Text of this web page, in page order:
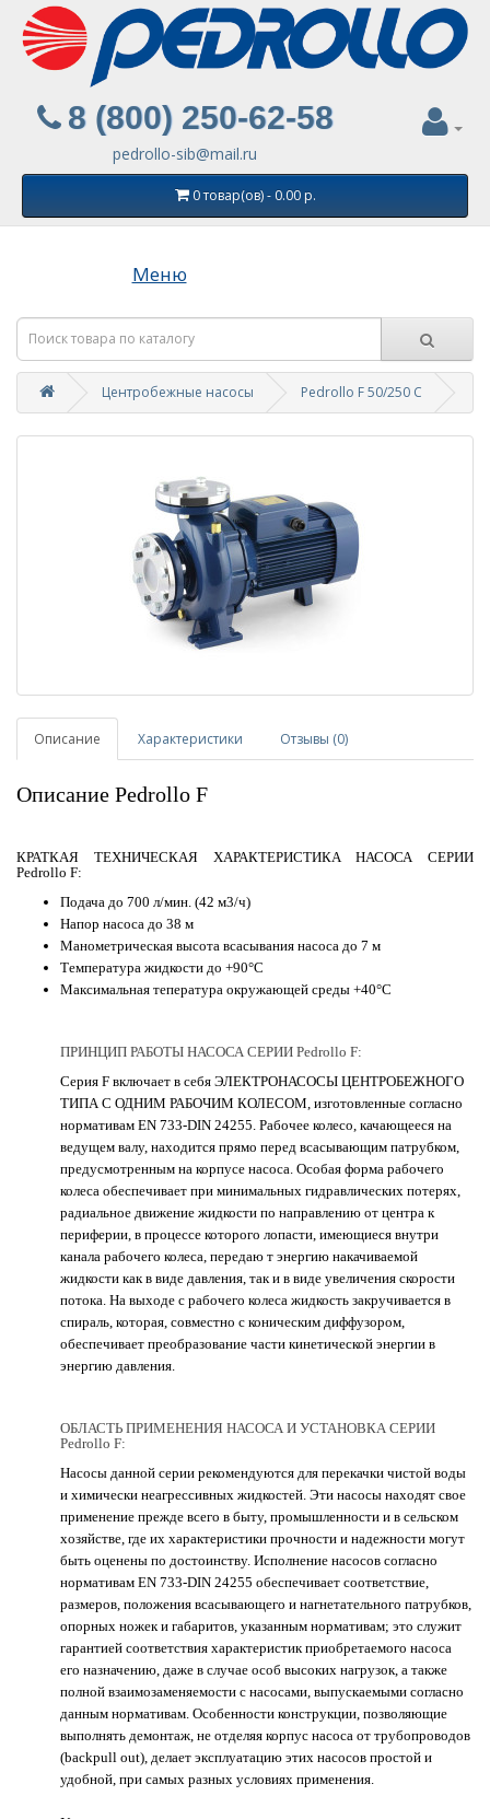
8 (800) 250-62-58
pedrollo-sib@mail.ru
0 товар(ов) - 0.00 р.
Меню
Центробежные насосы Pedrollo F 50/250 C
Описание Характеристики Отзывы (0)
Описание Pedrollo F
КРАТКАЯ ТЕХНИЧЕСКАЯ ХАРАКТЕРИСТИКА НАСОСА СЕРИИ
Pedrollo F:
Подача до 700 л/мин. (42 м3/ч)
Напор насоса до 38 м
Манометрическая высота всасывания насоса до 7 м
Температура жидкости до +90°C
Максимальная тепература окружающей среды +40°C
ПРИНЦИП РАБОТЫ НАСОСА СЕРИИ Pedrollo F:
Серия F включает в себя ЭЛЕКТРОНАСОСЫ ЦЕНТРОБЕЖНОГО
ТИПА С ОДНИМ РАБОЧИМ КОЛЕСОМ, изготовленные согласно
нормативам EN 733-DIN 24255. Рабочее колесо, качающееся на
ведущем валу, находится прямо перед всасывающим патрубком,
предусмотренным на корпусе насоса. Особая форма рабочего
колеса обеспечивает при минимальных гидравлических потерях,
радиальное движение жидкости по направлению от центра к
периферии, в процессе которого лопасти, имеющиеся внутри
канала рабочего колеса, передаю т энергию накачиваемой
жидкости как в виде давления, так и в виде увеличения скорости
потока. На выходе с рабочего колеса жидкость закручивается в
спираль, которая, совместно с коническим диффузором,
обеспечивает преобразование части кинетической энергии в
энергию давления.
ОБЛАСТЬ ПРИМЕНЕНИЯ НАСОСА И УСТАНОВКА СЕРИИ
Pedrollo F:
Насосы данной серии рекомендуются для перекачки чистой воды
и химически неагрессивных жидкостей. Эти насосы находят свое
применение прежде всего в быту, промышленности и в сельском
хозяйстве, где их характеристики прочности и надежности могут
быть оценены по достоинству. Исполнение насосов согласно
нормативам EN 733-DIN 24255 обеспечивает соответствие,
размеров, положения всасывающего и нагнетательного патрубков,
опорных ножек и габаритов, указанным нормативам; это служит
гарантией соответствия характеристик приобретаемого насоса
его назначению, даже в случае особ высоких нагрузок, а также
полной взаимозаменяемости с насосами, выпускаемыми согласно
данным нормативам. Особенности конструкции, позволяющие
выполнять демонтаж, не отделяя корпус насоса от трубопроводов
(backpull out), делает эксплуатацию этих насосов простой и
удобной, при самых разных условиях применения.